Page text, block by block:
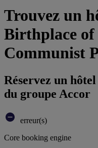
Trouvez un
Birthplace of
Communist
Réservez un
du groupe Accor
erreur(s)
Core booking engine